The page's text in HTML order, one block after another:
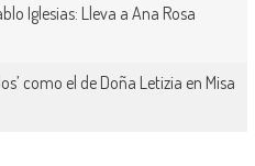
Iglesias: Lleva a Ana Rosa
como el de Doña Letizia en Misa